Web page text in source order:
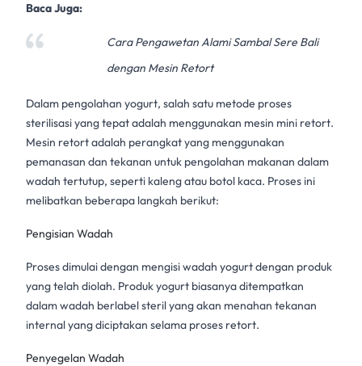
Baca Juga:
Cara Pengawetan Alami Sambal Sere Bali
dengan Mesin Retort
Dalam pengolahan yogurt, salah satu metode proses
sterilisasiyang tepat adalah menggunakan mesin mini retort.
Mesin retort adalah perangkat yang menggunakan
pemanasan dan tekanan untuk pengolahan makanan dalam
wadah tertutup, seperti kaleng atau botol kaca. Proses ini
melibatkan beberapa langkah berikut:
Pengisian Wadah
Proses dimulai dengan mengisi wadah yogurt dengan produk
yang telah diolah. Produk yogurt biasanya ditempatkan
dalam wadah berlabel steril yang akan menahan tekanan
internal yang diciptakan selama proses retort.
Penyegelan Wadah